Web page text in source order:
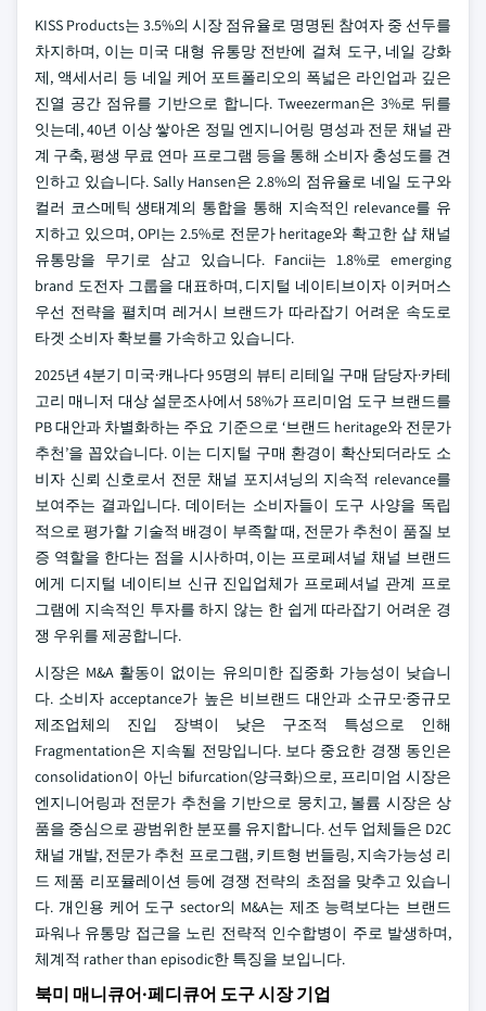
KISS Products는 3.5%의 시장 점유율로 명명된 참여자 중 선두를
차지하며, 이는 미국 대형 유통망 전반에 걸쳐 도구, 네일 강화
제, 액세서리 등 네일 케어 포트폴리오의 폭넓은 라인업과 깊은
진열 공간 점유를 기반으로 합니다. Tweezerman은 3%로 뒤를
잇는데, 40년 이상 쌓아온 정밀 엔지니어링 명성과 전문 채널 관
계 구축, 평생 무료 연마 프로그램 등을 통해 소비자 충성도를 견
인하고 있습니다. Sally Hansen은 2.8%의 점유율로 네일 도구와
컬러 코스메틱 생태계의 통합을 통해 지속적인 relevance를 유
지하고 있으며, OPI는 2.5%로 전문가 heritage와 확고한 샵 채널
유통망을 무기로 삼고 있습니다. Fancii는 1.8%로 emerging
brand 도전자 그룹을 대표하며, 디지털 네이티브이자 이커머스
우선 전략을 펼치며 레거시 브랜드가 따라잡기 어려운 속도로
타겟 소비자 확보를 가속하고 있습니다.
2025년 4분기 미국·캐나다 95명의 뷰티 리테일 구매 담당자·카테
고리 매니저 대상 설문조사에서 58%가 프리미엄 도구 브랜드를
PB 대안과 차별화하는 주요 기준으로 ‘브랜드 heritage와 전문가
추천’을 꼽았습니다. 이는 디지털 구매 환경이 확산되더라도 소
비자 신뢰 신호로서 전문 채널 포지셔닝의 지속적 relevance를
보여주는 결과입니다. 데이터는 소비자들이 도구 사양을 독립
적으로 평가할 기술적 배경이 부족할 때, 전문가 추천이 품질 보
증 역할을 한다는 점을 시사하며, 이는 프로페셔널 채널 브랜드
에게 디지털 네이티브 신규 진입업체가 프로페셔널 관계 프로
그램에 지속적인 투자를 하지 않는 한 쉽게 따라잡기 어려운 경
쟁 우위를 제공합니다.
시장은 M&A 활동이 없이는 유의미한 집중화 가능성이 낮습니
다. 소비자 acceptance가 높은 비브랜드 대안과 소규모·중규모
제조업체의 진입 장벽이 낮은 구조적 특성으로 인해
Fragmentation은 지속될 전망입니다. 보다 중요한 경쟁 동인은
consolidation이 아닌 bifurcation(양극화)으로, 프리미엄 시장은
엔지니어링과 전문가 추천을 기반으로 뭉치고, 볼륨 시장은 상
품을 중심으로 광범위한 분포를 유지합니다. 선두 업체들은 D2C
채널 개발, 전문가 추천 프로그램, 키트형 번들링, 지속가능성 리
드 제품 리포뮬레이션 등에 경쟁 전략의 초점을 맞추고 있습니
다. 개인용 케어 도구 sector의 M&A는 제조 능력보다는 브랜드
파워나 유통망 접근을 노린 전략적 인수합병이 주로 발생하며,
체계적 rather than episodic한 특징을 보입니다.
북미 매니큐어·페디큐어 도구 시장 기업